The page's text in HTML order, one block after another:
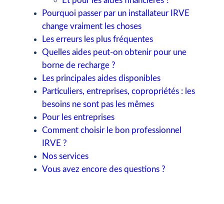
Pourquoi passer par un installateur IRVE
change vraiment les choses
Les erreurs les plus fréquentes
Quelles aides peut-on obtenir pour une
borne de recharge ?
Les principales aides disponibles
Particuliers, entreprises, copropriétés : les
besoins ne sont pas les mêmes
Pour les entreprises
Comment choisir le bon professionnel
IRVE ?
Nos services
Vous avez encore des questions ?